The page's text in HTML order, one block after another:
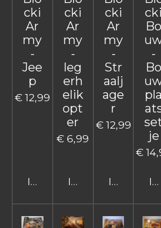
cki
Ar
my
-
Jee
p
€ 12,99
In winkelwagen
cki
Ar
my
-
leg
erh
elik
opt
er
€ 6,99
In winkelwagen
cki
Ar
my
-
Str
aalj
age
r
€ 12,99
In
cki
Bo
-
Bo
pla
je
€
In